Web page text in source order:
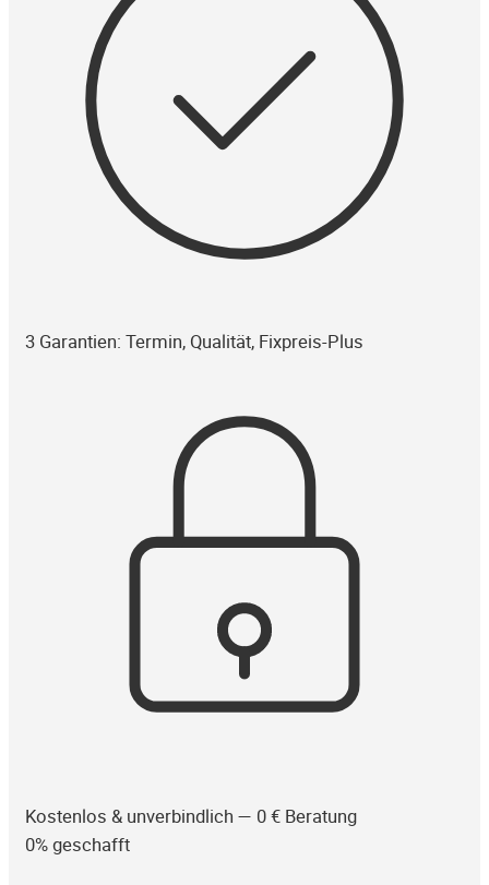
3 Garantien: Termin, Qualität, Fixpreis-Plus
Kostenlos & unverbindlich — 0 € Beratung
0% geschafft